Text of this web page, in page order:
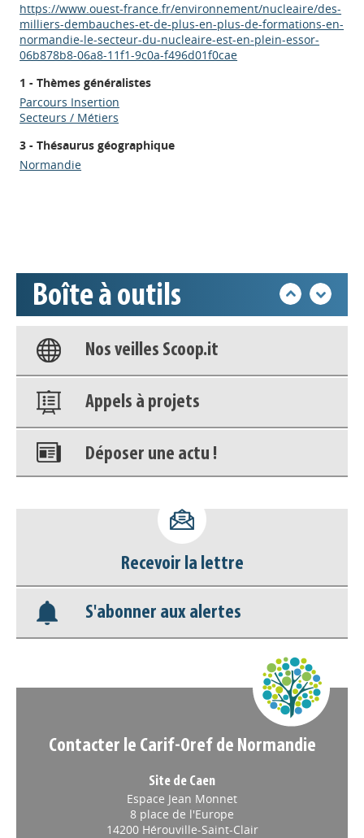
https://www.ouest-france.fr/environnement/nucleaire/des-
milliers-dembauches-et-de-plus-en-plus-de-formations-en-
normandie-le-secteur-du-nucleaire-est-en-plein-essor-
06b878b8-06a8-11f1-9c0a-f496d01f0cae
1 - Thèmes généralistes
Parcours Insertion
Secteurs / Métiers
3 - Thésaurus géographique
Normandie
Boîte à outils
Base documentaire
Nos veilles Scoop.it
Appels à projets
Déposer une actu !
déconnecter)
Base documentaire
Nos veilles Scoop.it
Recevoir la lettre
S'abonner aux alertes
Contacter le Carif-Oref de Normandie
Site de Caen
Espace Jean Monnet
8 place de l'Europe
14200 Hérouville-Saint-Clair